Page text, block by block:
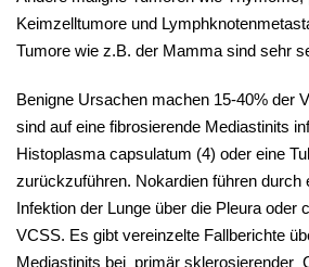
Keimzelltumore und
Tumore wie z.B. der Mamma sind sehr
Benigne Ursachen machen 15-40% der
sind auf eine fibrosierende Mediastinits
Histoplasma capsulatum (4) oder eine
zurückzuführen. Nokardien führen durch
Infektion der Lunge über die Pleura oder
VCSS. Es gibt vereinzelte Fallberichte
Mediastinits bei primär sklerosierender